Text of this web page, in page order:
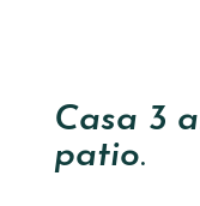
Casa 3
patio.